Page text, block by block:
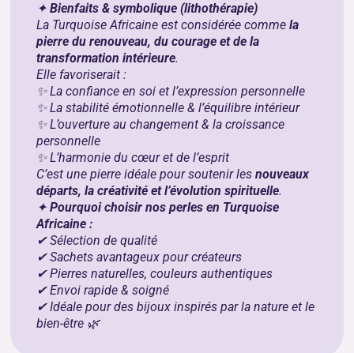
✦Bienfaits & symbolique (lithothérapie)
La Turquoise Africaine est considérée commela
pierre du renouveau, du courage et de la
transformation intérieure.
Elle favoriserait :
✨ La confiance en soi et l’expression personnelle
✨ La stabilité émotionnelle & l’équilibre intérieur
✨ L’ouverture au changement & la croissance
personnelle
✨ L’harmonie du cœur et de l’esprit
C’est une pierre idéale pour soutenir lesnouveaux
départs, la créativité et l’évolution spirituelle.
✦Pourquoi choisir nos perles en Turquoise
Africaine :
✔ Sélection de qualité
✔ Sachets avantageux pour créateurs
✔ Pierres naturelles, couleurs authentiques
✔ Envoi rapide & soigné
✔ Idéale pour des bijoux inspirés par la nature et le
bien-être 🌿